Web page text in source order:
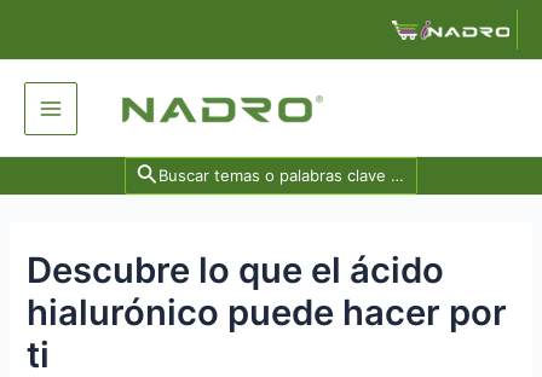
Main
Menu
Search
for:
Descubre lo que el ácido
hialurónico puede hacer por
ti